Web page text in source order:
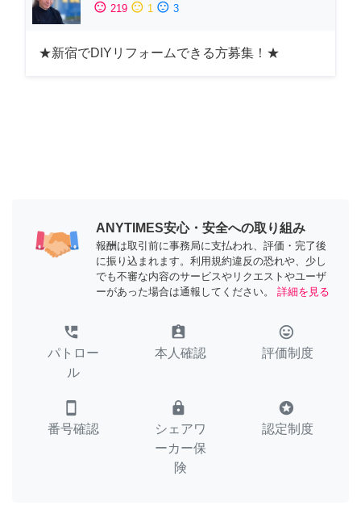
sentiment_satisfied 219 sentiment_neutral 1 sentiment_dissatisfied 3
★新宿でDIYリフォームできる方募集！★
ANYTIMES安心・安全への取り組み
報酬は取引前に事務局に支払われ、評価・完了後
に振り込まれます。利用規約違反の恐れや、少し
でも不審な内容のサービスやリクエストやユーザ
ーがあった場合は通報してください。
詳細を見る
perm_phone_msg
パトロー
ル
assignment_ind
本人確認
tag_faces
評価制度
smartphone
番号確認
lock
シェアワ
ーカー保
険
stars
認定制度